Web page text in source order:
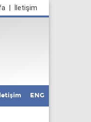
İletişim
ENG